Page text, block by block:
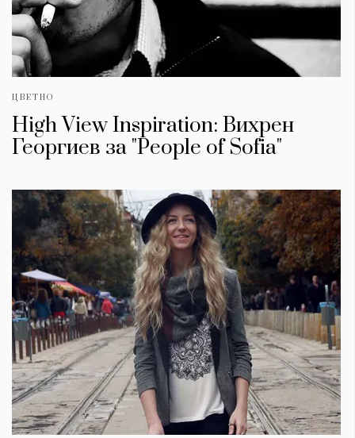
ЦВЕТНО
High View Inspiration: Вихрен
Георгиев за "People of Sofia"